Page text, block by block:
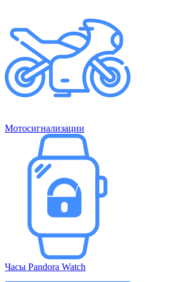
Мотосигнализации
Часы Pandora Watch